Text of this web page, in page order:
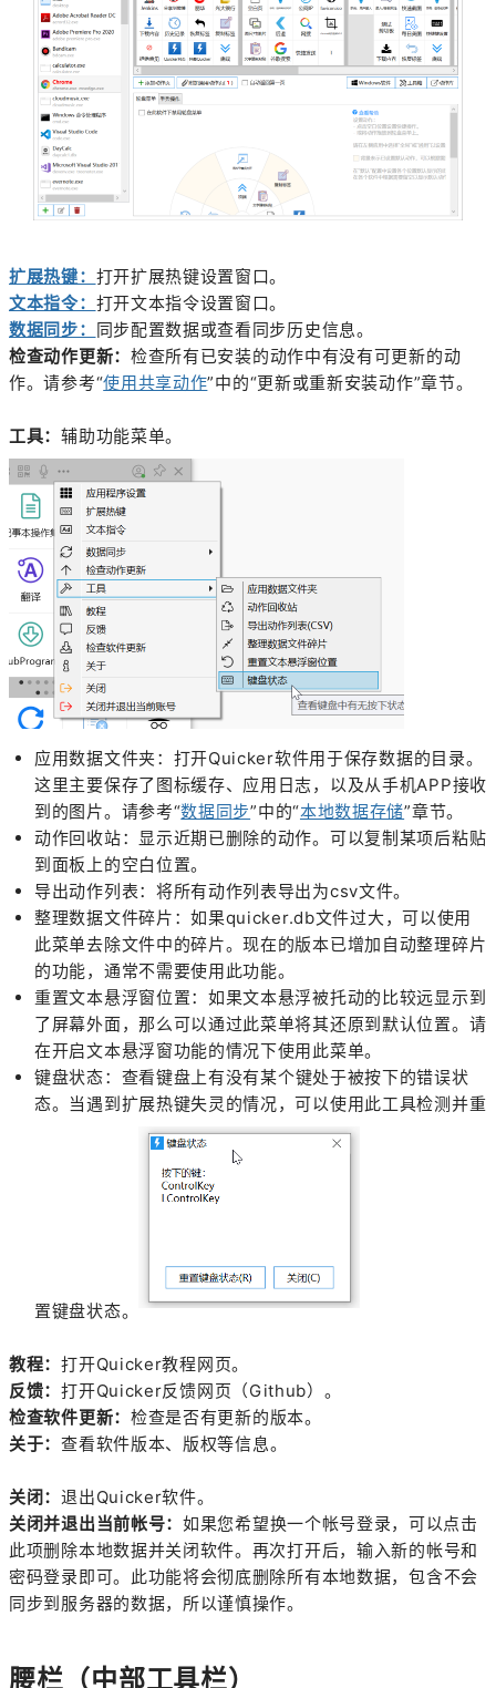
扩展热键： 打开扩展热键设置窗口。
文本指令： 打开文本指令设置窗口。
数据同步：
同步配置数据或查看同步历史信息。
检查动作更新： 检查所有已安装的动作中有没有可更新的动
作。请参考“使用共享动作”中的“更新或重新安装动作”章节。
工具：辅助功能菜单。
应用数据文件夹：打开Quicker软件用于保存数据的目录。
这里主要保存了图标缓存、应用日志，以及从手机APP接收
到的图片。请参考“数据同步”中的“本地数据存储”章节。
动作回收站：显示近期已删除的动作。可以复制某项后粘贴
到面板上的空白位置。
导出动作列表：将所有动作列表导出为csv文件。
整理数据文件碎片：如果quicker.db文件过大，可以使用
此菜单去除文件中的碎片。现在的版本已增加自动整理碎片
的功能，通常不需要使用此功能。
重置文本悬浮窗位置：如果文本悬浮被托动的比较远显示到
了屏幕外面，那么可以通过此菜单将其还原到默认位置。请
在开启文本悬浮窗功能的情况下使用此菜单。
键盘状态：查看键盘 上有没有某个键处于被按下的错误状
态。当遇到扩展热键失灵的情况，可以使用此工具检测并重
置键盘状态。
教程：打开Quicker教程网页。
反馈：打开Quicker反馈网页（Github）。
检查软件更新： 检查是否有更新的版本。
关于：查看软件版本、版权等信息。
关闭：退出Quicker软件。
关闭并退出当前帐号： 如果您希望换一个帐号登录，可以点击
此项删除本地数据并关闭软件。再次打开后，输入新的帐号和
密码登录即可。此功能将会彻底删除所有本地数据，包含不会
同步到服务器的数据，所以谨慎操作。
腰栏（中部工具栏）